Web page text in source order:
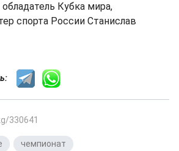
Кубка мира,
спорта России Станислав
330641
чемпионат